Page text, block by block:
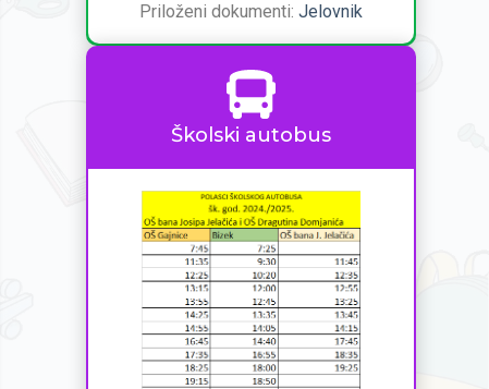
Priloženi dokumenti:Jelovnik
Školski autobus